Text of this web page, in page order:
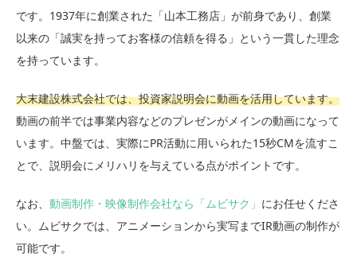
です。1937年に創業された「山本工務店」が前身であり、創業
以来の「誠実を持ってお客様の信頼を得る」という一貫した理念
を持っています。
大末建設株式会社では、投資家説明会に動画を活用しています。
動画の前半では事業内容などのプレゼンがメインの動画になって
います。中盤では、実際にPR活動に用いられた15秒CMを流すこ
とで、説明会にメリハリを与えている点がポイントです。
なお、 動画制作・映像制作会社なら「ムビサク」 にお任せくださ
い。ムビサクでは、アニメーションから実写までIR動画の制作が
可能です。